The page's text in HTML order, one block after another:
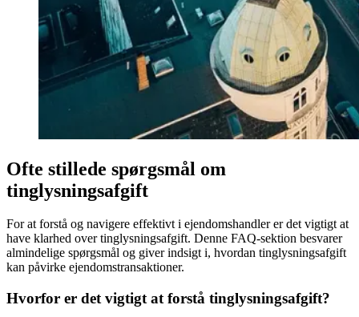
Ofte stillede spørgsmål om
tinglysningsafgift
For at forstå og navigere effektivt i ejendomshandler er det vigtigt at
have klarhed over tinglysningsafgift. Denne FAQ-sektion besvarer
almindelige spørgsmål og giver indsigt i, hvordan tinglysningsafgift
kan påvirke ejendomstransaktioner.
Hvorfor er det vigtigt at forstå tinglysningsafgift?